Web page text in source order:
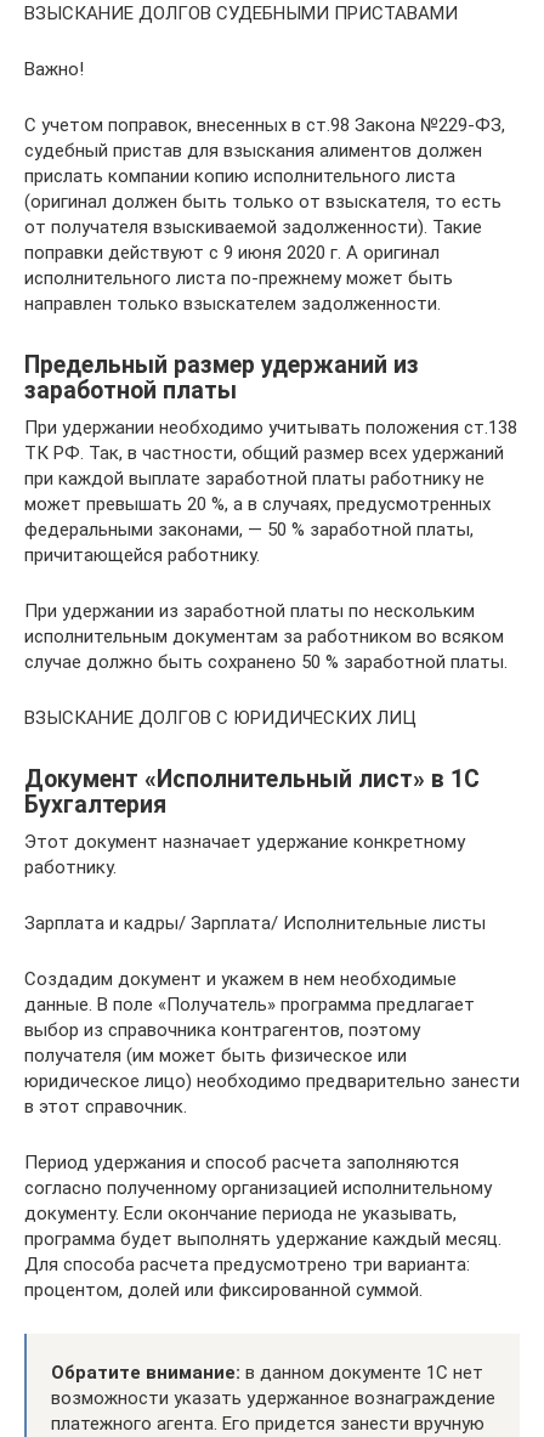
ВЗЫСКАНИЕ ДОЛГОВ СУДЕБНЫМИ ПРИСТАВАМИ
Важно!
С учетом поправок, внесенных в ст.98 Закона №229-ФЗ,
судебный пристав для взыскания алиментов должен
прислать компании копию исполнительного листа
(оригинал должен быть только от взыскателя, то есть
от получателя взыскиваемой задолженности). Такие
поправки действуют с 9 июня 2020 г. А оригинал
исполнительного листа по-прежнему может быть
направлен только взыскателем задолженности.
Предельный размер удержаний из
заработной платы
При удержании необходимо учитывать положения ст.138
ТК РФ. Так, в частности, общий размер всех удержаний
при каждой выплате заработной платы работнику не
может превышать 20 %, а в случаях, предусмотренных
федеральными законами, — 50 % заработной платы,
причитающейся работнику.
При удержании из заработной платы по нескольким
исполнительным документам за работником во всяком
случае должно быть сохранено 50 % заработной платы.
ВЗЫСКАНИЕ ДОЛГОВ С ЮРИДИЧЕСКИХ ЛИЦ
Документ «Исполнительный лист» в 1С
Бухгалтерия
Этот документ назначает удержание конкретному
работнику.
Зарплата и кадры/ Зарплата/ Исполнительные листы
Создадим документ и укажем в нем необходимые
данные. В поле «Получатель» программа предлагает
выбор из справочника контрагентов, поэтому
получателя (им может быть физическое или
юридическое лицо) необходимо предварительно занести
в этот справочник.
Период удержания и способ расчета заполняются
согласно полученному организацией исполнительному
документу. Если окончание периода не указывать,
программа будет выполнять удержание каждый месяц.
Для способа расчета предусмотрено три варианта:
процентом, долей или фиксированной суммой.
Обратите внимание: в данном документе 1С нет
возможности указать удержанное вознаграждение
платежного агента. Его придется занести вручную